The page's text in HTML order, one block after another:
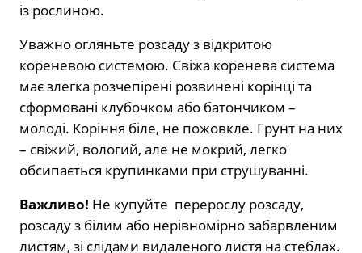
із рослиною.
Уважно огляньте розсаду з відкритою
кореневою системою. Свіжа коренева система
має злегка розчепірені розвинені корінці та
сформовані клубочком або батончиком –
молоді. Коріння біле, не пожовкле. Грунт на них
– свіжий, вологий, але не мокрий, легко
обсипається крупинками при струшуванні.
Важливо! Не купуйте перерослу розсаду,
розсаду з білим або нерівномірно забарвленим
листям, зі слідами видаленого листя на стеблах.